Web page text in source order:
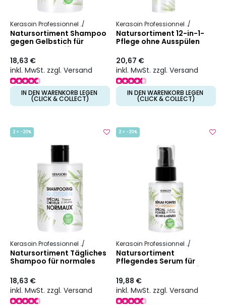
Kerasoin Professionnel Entfärber
Natursortiment Shampoo
gegen Gelbstich für
graues und weißes Haar
18,63 €
inkl. MwSt. zzgl. Versand
IN DEN WARENKORB LEGEN
(CLICK & COLLECT)
Kerasoin Professionnel
Natursortiment 12-in-1-
Pflege ohne Ausspülen
20,67 €
inkl. MwSt. zzgl. Versand
IN DEN WARENKORB LEGEN
(CLICK & COLLECT)
2 = -20%
Kerasoin Professionnel Täglich
Natursortiment Tägliches
Shampoo für normales
18,63 €
inkl. MwSt. zzgl. Versand
2 = -20%
Kerasoin Professionnel
Natursortiment
Pflegendes Serum für
trockene und strapazierte
Haarspitzen
19,88 €
inkl. MwSt. zzgl. Versand